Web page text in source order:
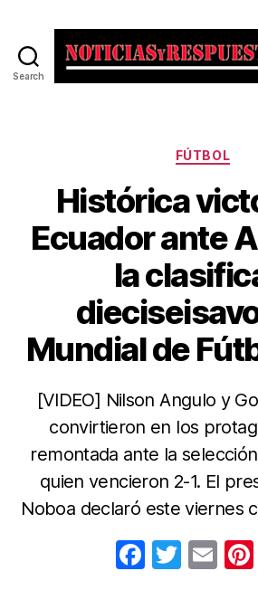
Search
FÚTBOL
Histórica
Ecuador ante
la
Mundial de
[VIDEO] Nilson Angulo y
convirtieron en los
remontada ante la
quien vencieron 2-1. El
Noboa declaró este viernes
F T E